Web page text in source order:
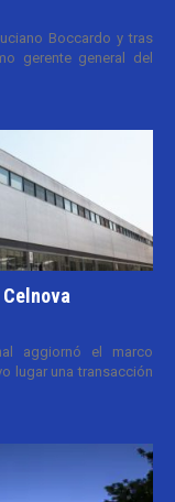
Boccardo y tras
gerente general del
aggiornó el marco
lugar una transacción